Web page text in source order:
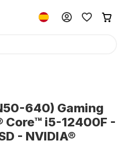
640) Gaming
Core™ i5-12400F -
- NVIDIA®